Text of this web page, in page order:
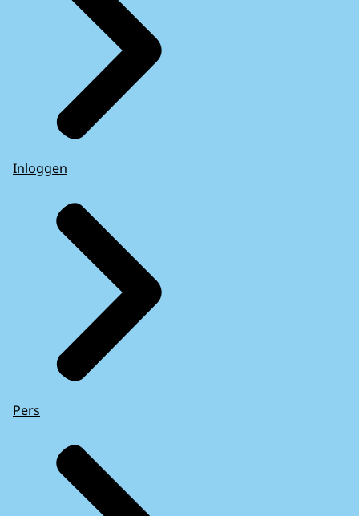
Inloggen
Pers